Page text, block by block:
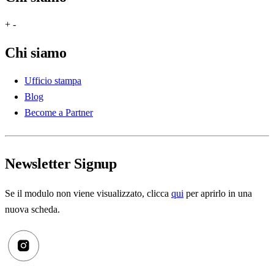
+ -
Chi siamo
Ufficio stampa
Blog
Become a Partner
Newsletter Signup
Se il modulo non viene visualizzato, clicca qui per aprirlo in una
nuova scheda.